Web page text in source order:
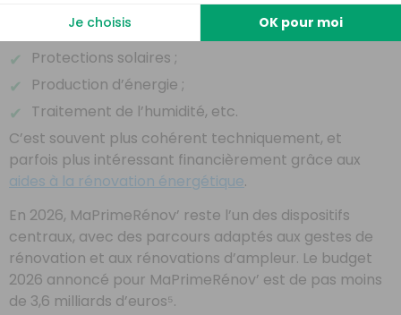
Chauffage ;
Protections solaires ;
Production d’énergie ;
Traitement de l’humidité, etc.
C’est souvent plus cohérent techniquement, et
parfois plus intéressant financièrement grâce aux
aides à la rénovation énergétique.
En 2026, MaPrimeRénov’ reste l’un des dispositifs
centraux, avec des parcours adaptés aux gestes de
rénovation et aux rénovations d’ampleur. Le budget
2026 annoncé pour MaPrimeRénov’ est de pas moins
de 3,6 milliards d’euros⁵.
Je choisis OK pour moi